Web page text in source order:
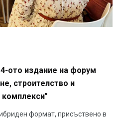
4-ото издание на форум
строителство и
формат, присъствено в